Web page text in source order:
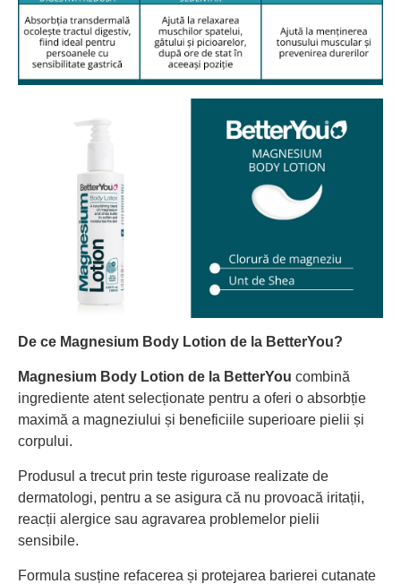
De ce Magnesium Body Lotion de la BetterYou?
Magnesium Body Lotion de la BetterYou combină
ingrediente atent selecționate pentru a oferi o absorbție
maximă a magneziului și beneficiile superioare pielii și
corpului.
Produsul a trecut prin teste riguroase realizate de
dermatologi, pentru a se asigura că nu provoacă iritații,
reacții alergice sau agravarea problemelor pielii
sensibile.
Formula susține refacerea și protejarea barierei cutanate